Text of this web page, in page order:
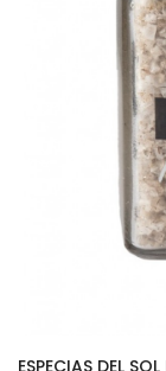
ESPECIAS DEL